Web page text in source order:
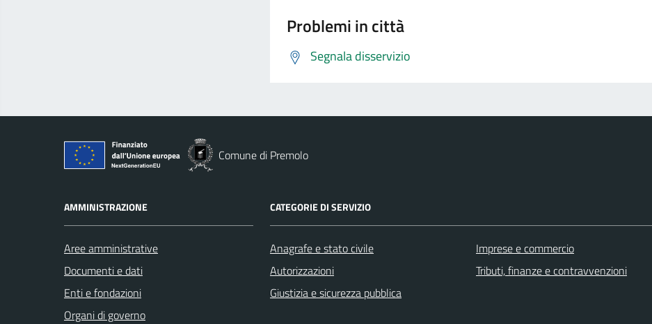
Problemi in città
Segnala disservizio
Comune di Premolo
AMMINISTRAZIONE
Aree amministrative
Documenti e dati
Enti e fondazioni
Organi di governo
CATEGORIE DI SERVIZIO
Anagrafe e stato civile
Autorizzazioni
Giustizia e sicurezza pubblica
Imprese e commercio
Tributi, finanze e contravvenzioni